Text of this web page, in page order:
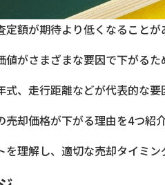
額が期待より低くなることが
がさまざまな要因で下がるた
式、走行距離などが代表的な
却価格が下がる理由を4つ紹介
理解し、適切な売却タイミン